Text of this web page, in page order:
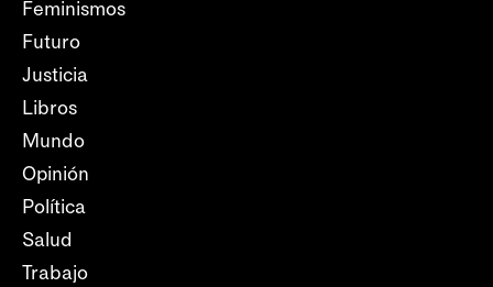
Feminismos
Futuro
Justicia
Libros
Mundo
Opinión
Política
Salud
Trabajo